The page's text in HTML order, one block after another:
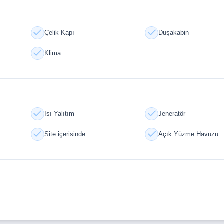
iç planlamasıyla dikkat çekiyor.
bir yaşam sunuyor:
ekipmanları, modern mutfaklar ve gömme dolap sistemleri ile
ve yüksek getirili bir yatırım fırsatını bir arada sunuyor.
Çelik Kapı Duşakabin
Klima
Isı Yalıtım Jeneratör
Site içerisinde Açık Yüzme Havuzu